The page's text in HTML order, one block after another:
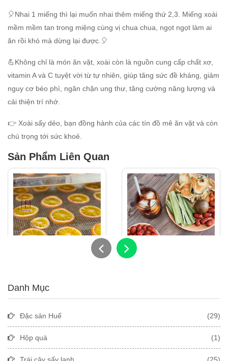
🎈Nhai 1 miếng thì lại muốn nhai thêm miếng thứ 2,3. Miếng xoài
mềm mềm tan trong miệng cùng vị chua chua, ngọt ngọt làm ai
ăn rồi khó mà dừng lại được.🎈
💪Không chỉ là món ăn vặt, xoài còn là nguồn cung cấp chất xơ,
vitamin A và C tuyệt vời từ tự nhiên, giúp tăng sức đề kháng, giảm
nguy cơ béo phì, ngăn chặn ung thư, tăng cường năng lượng và
cải thiện trí nhớ.
👉 Xoài sấy dẻo, bạn đồng hành của các tín đồ mê ăn vặt và còn
chú trọng tới sức khoẻ.
Sản Phẩm Liên Quan
65.000 55.000
Danh Mục
Đặc sản Huế (29)
Hộp quà (1)